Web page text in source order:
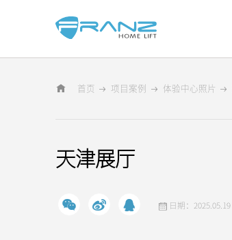
首页 项目案例 体验中心照片
天津展厅
日期：2025.05.19